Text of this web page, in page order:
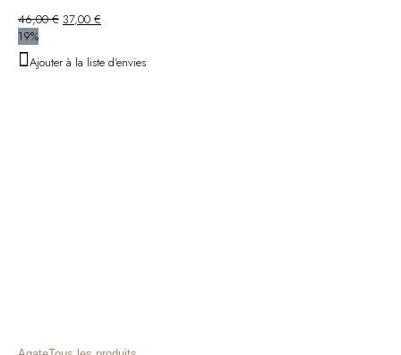
46,00€ Le
était :
37,00 €
est :
19%
Ajouter à la liste d'envies